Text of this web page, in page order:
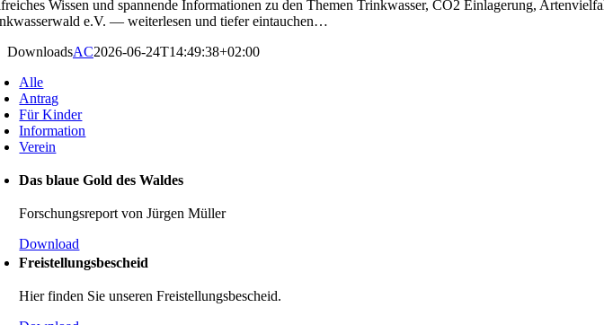
Wissen und spannende Infor­ma­tionen zu den Themen Trink­wasser, CO2 Einla­ge­rung,
e.V. — weiter­lesen und tiefer eintau­chen…
DownloadsAC2026-06-24T14:49:38+02:00
Alle
Antrag
Für Kinder
Infor­ma­tion
Verein
Das blaue Gold des Waldes
Forschungs­re­port von Jürgen Müller
Download
Freistel­lungs­be­scheid
Hier finden Sie unseren Freistel­lungs­be­scheid.